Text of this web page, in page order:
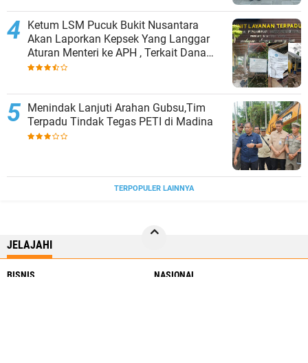
Ketum LSM Pucuk Bukit Nusantara
Akan Laporkan Kepsek Yang Langgar
Aturan Menteri ke APH , Terkait Dana
Revitalisasi Sekolah
Menindak Lanjuti Arahan Gubsu,Tim
Terpadu Tindak Tegas PETI di Madina
TERPOPULER LAINNYA
JELAJAHI
BISNIS
NASIONAL